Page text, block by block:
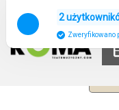
09
2
Zweryfikowano